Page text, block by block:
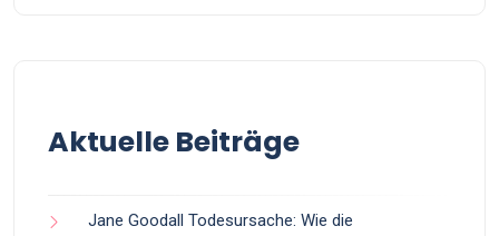
Aktuelle Beiträge
Jane Goodall Todesursache: Wie die